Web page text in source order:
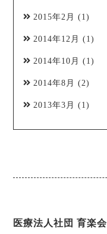
2015年2月 (1)
2014年12月 (1)
2014年10月 (1)
2014年8月 (2)
2013年3月 (1)
医療法人社団 育楽会